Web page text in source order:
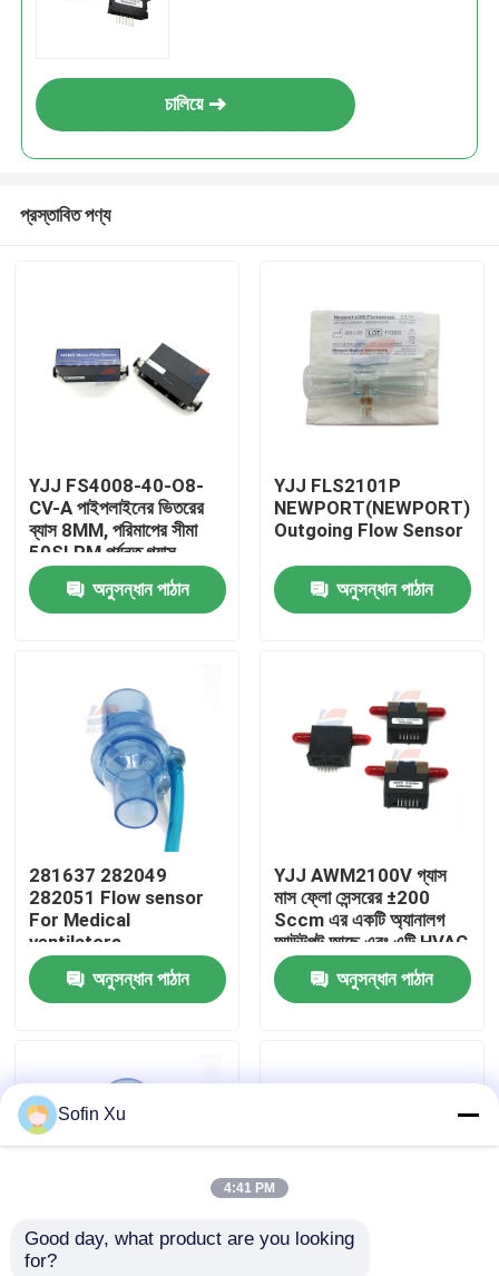
ভিআর শো
কারখানা পরিদর্শন
গুণমান নিয়ন্ত্রণ
খবর
ইলেক্ট্রোকেমিক্যাল গ্যাস সেন্সর
চালিয়ে
প্রস্তাবিত পণ্য
YJJ FS4008-40-O8-
CV-A পাইপলাইনের ভিতরের
ব্যাস 8MM, পরিমাপের সীমা
50SLPM পর্যন্ত গ্যাস
ফ্লোমিটার
অনুসন্ধান পাঠান
YJJ FLS2101P
Outgoing Flow Sensor
অনুসন্ধান পাঠান
281637 282049
282051 Flow sensor
For Medical
ventilators
অনুসন্ধান পাঠান
YJJ AWM2100V গ্যাস
মাস ফ্লো সেন্সরের ±200
Sccm এর একটি অ্যানালগ
আউটপুট আছে এবং এটি HVAC
নিয়ন্ত্রণের জন্য ব্যবহৃত হয়
অনুসন্ধান পাঠান
YJJ PN 281637 PN
Sofin Xu
4:41 PM
Good day, what product are you looking
for?